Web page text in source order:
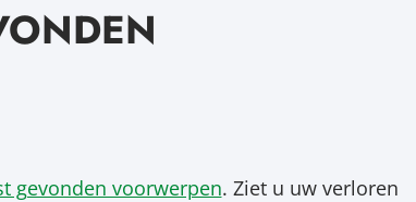
gevonden voorwerpen. Ziet u uw verloren